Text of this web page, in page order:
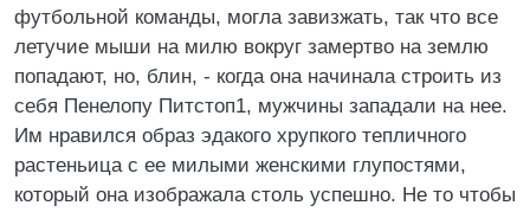
футбольной команды, могла завизжать, так что все
летучие мыши на милю вокруг замертво на землю
попадают, но, блин, - когда она начинала строить из
себя Пенелопу Питстоп1, мужчины западали на нее.
Им нравился образ эдакого хрупкого тепличного
растеньица с ее милыми женскими глупостями,
который она изображала столь успешно. Не то чтобы